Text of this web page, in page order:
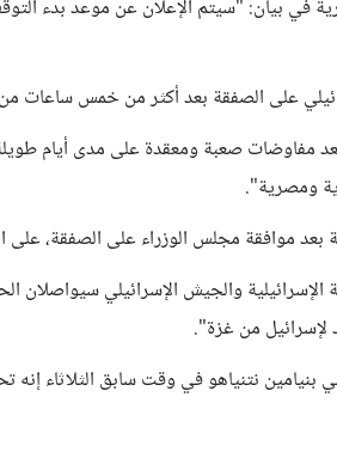
على الصفقة بعد أكثر من خمس ساعات
صعبة ومعقدة على مدى أيام طويلة،
ومصرية".
موافقة مجلس الوزراء على الصفقة، على
والجيش الإسرائيلي سيواصلان
لإسرائيل من غزة".
بنيامين نتنياهو في وقت سابق الثلاثاء